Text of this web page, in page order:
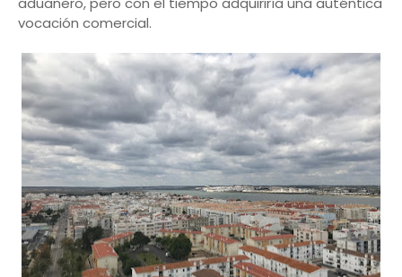
vocación comercial.